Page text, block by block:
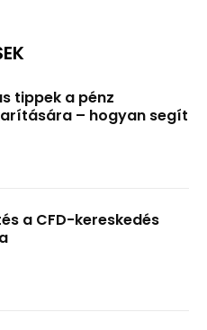
tippek a pénz
– hogyan segít
a CFD-kereskedés